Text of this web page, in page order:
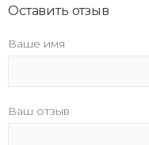
Оставить отзыв
Ваше имя
Ваш отзыв